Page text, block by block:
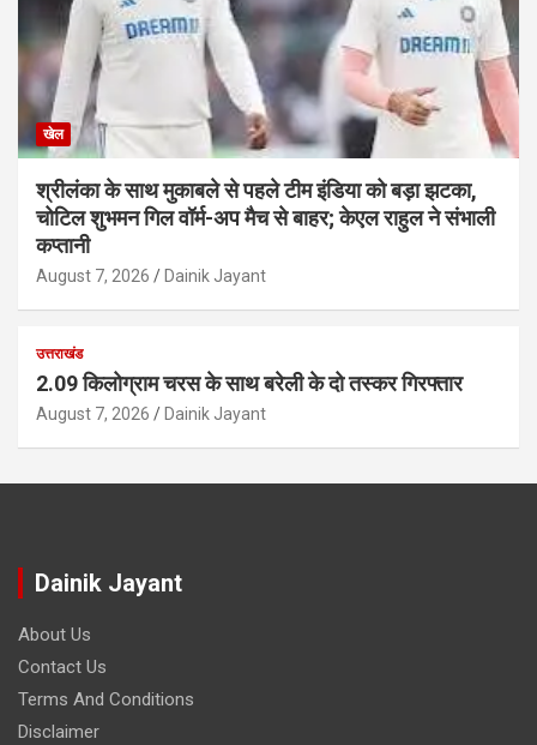
खेल
श्रीलंका के साथ मुकाबले से पहले टीम इंडिया को बड़ा झटका,
चोटिल शुभमन गिल वॉर्म-अप मैच से बाहर; केएल राहुल ने संभाली
कप्तानी
August 7, 2026 Dainik Jayant
उत्तराखंड
2.09 किलोग्राम चरस के साथ बरेली के दो तस्कर गिरफ्तार
August 7, 2026 Dainik Jayant
Dainik Jayant
About Us
Contact Us
Terms And Conditions
Disclaimer